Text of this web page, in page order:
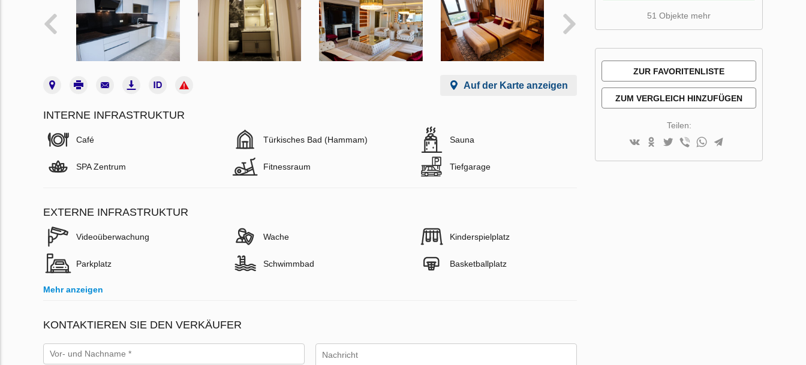
Auf der Karte anzeigen
INTERNE INFRASTRUKTUR
Café Türkisches Bad (Hammam) Sauna
SPA Zentrum Fitnessraum Tiefgarage
EXTERNE INFRASTRUKTUR
Videoüberwachung Wache Kinderspielplatz
Parkplatz Schwimmbad Basketballplatz
Mehr anzeigen
KONTAKTIEREN SIE DEN VERKÄUFER
51 Objekte mehr
ZUR FAVORITENLISTE
ZUM VERGLEICH HINZUFÜGEN
Teilen: